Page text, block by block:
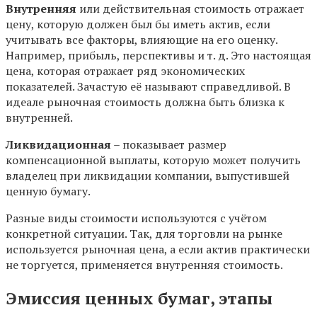
Внутренняя или действительная стоимость отражает
цену, которую должен был бы иметь актив, если
учитывать все факторы, влияющие на его оценку.
Например, прибыль, перспективы и т. д. Это настоящая
цена, которая отражает ряд экономических
показателей. Зачастую её называют справедливой. В
идеале рыночная стоимость должна быть близка к
внутренней.
Ликвидационная – показывает размер
компенсационной выплаты, которую может получить
владелец при ликвидации компании, выпустившей
ценную бумагу.
Разные виды стоимости используются с учётом
конкретной ситуации. Так, для торговли на рынке
используется рыночная цена, а если актив практически
не торгуется, применяется внутренняя стоимость.
Эмиссия ценных бумаг, этапы